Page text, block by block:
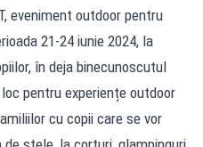
eveniment outdoor pentru
21-24 iunie 2024, la
în deja binecunoscutul
pentru experiențe outdoor
cu copii care se vor